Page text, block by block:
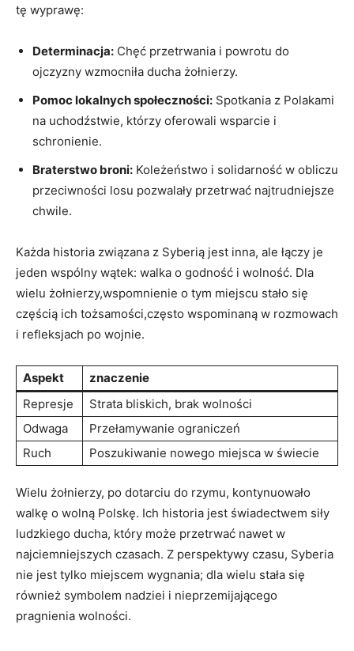
tę wyprawę:
Determinacja: Chęć przetrwania i powrotu do
ojczyzny wzmocniła ducha żołnierzy.
Pomoc lokalnych społeczności: Spotkania z Polakami
na uchodźstwie, którzy oferowali wsparcie i
schronienie.
Braterstwo broni: Koleżeństwo i solidarność w obliczu
przeciwności losu pozwalały przetrwać najtrudniejsze
chwile.
Każda historia związana z Syberią jest inna, ale łączy je
jeden wspólny wątek: walka o godność i wolność. Dla
wielu żołnierzy,wspomnienie o tym miejscu stało się
częścią ich tożsamości,często wspominaną w rozmowach
i refleksjach po wojnie.
Aspekt
znaczenie
Represje
Strata bliskich, brak wolności
Odwaga
Przełamywanie ograniczeń
Ruch
Poszukiwanie nowego miejsca w świecie
Wielu żołnierzy, po dotarciu do rzymu, kontynuowało
walkę o wolną Polskę. Ich historia jest świadectwem siły
ludzkiego ducha, który może przetrwać nawet w
najciemniejszych czasach. Z perspektywy czasu, Syberia
nie jest tylko miejscem wygnania; dla wielu stała się
również symbolem nadziei i nieprzemijającego
pragnienia wolności.